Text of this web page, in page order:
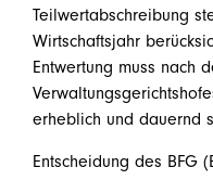
Teilwertabschreibung
Wirtschaftsjahr
Entwertung muss nach
erheblich und dauernd
Entscheidung des BFG